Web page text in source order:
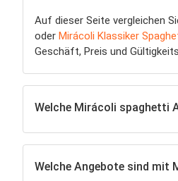
Auf dieser Seite vergleichen
oder Mirácoli Klassiker
Geschäft, Preis und
Welche Mirácoli spaghetti
Welche Angebote sind mit